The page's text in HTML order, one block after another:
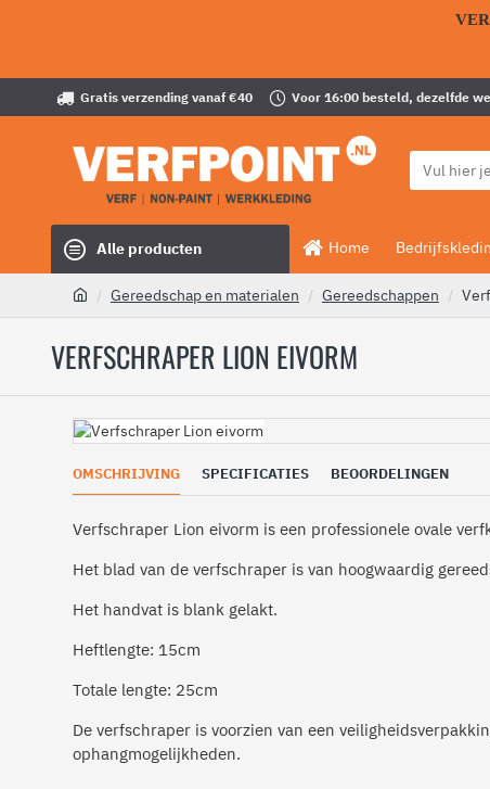
Gratis verzending vanaf €40 Voor 16:00 besteld, dezelfde
Alle producten Home
Gereedschap en materialen Gereedschappen
VERFSCHRAPER LION EIVORM
OMSCHRIJVING SPECIFICATIES BEOORDELINGEN
Verfschraper Lion eivorm is een professionele ovale
Het blad van de verfschraper is van hoogwaardig
Het handvat is blank gelakt.
Heftlengte: 15cm
Totale lengte: 25cm
De verfschraper is voorzien van een
ophangmogelijkheden.